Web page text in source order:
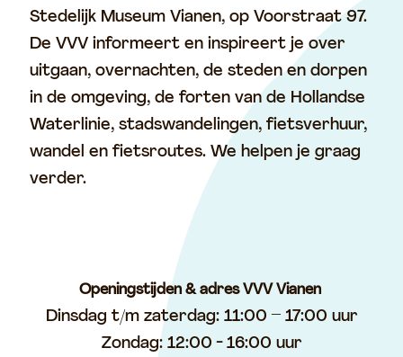
Stedelijk Museum Vianen, op Voorstraat 97.
De VVV informeert en inspireert je over
uitgaan, overnachten, de steden en dorpen
in de omgeving, de forten van de Hollandse
Waterlinie, stadswandelingen, fietsverhuur,
wandel en fietsroutes. We helpen je graag
verder.
Openingstijden & adres VVV Vianen
Dinsdag t/m zaterdag: 11:00 – 17:00 uur
Zondag: 12:00 - 16:00 uur